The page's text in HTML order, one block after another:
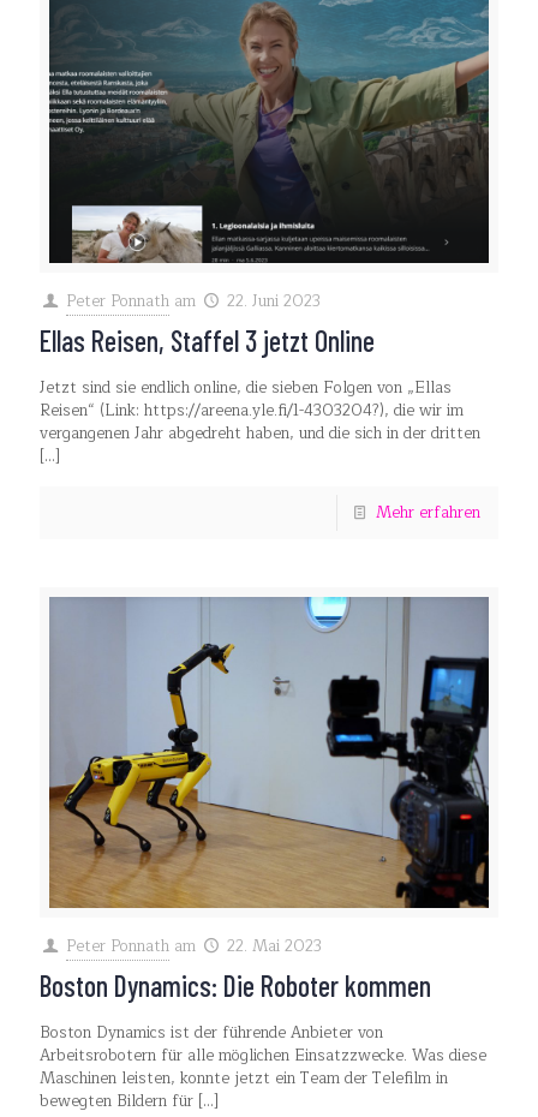
Peter Ponnath am 22. Juni 2023
Ellas Reisen, Staffel 3 jetzt Online
Jetzt sind sie endlich online, die sieben Folgen von „Ellas
Reisen“ (Link: https://areena.yle.fi/1-4303204?), die wir im
vergangenen Jahr abgedreht haben, und die sich in der dritten
[…]
Mehr erfahren
Peter Ponnath am 22. Mai 2023
Boston Dynamics: Die Roboter kommen
Boston Dynamics ist der führende Anbieter von
Arbeitsrobotern für alle möglichen Einsatzzwecke. Was diese
Maschinen leisten, konnte jetzt ein Team der Telefilm in
bewegten Bildern für […]